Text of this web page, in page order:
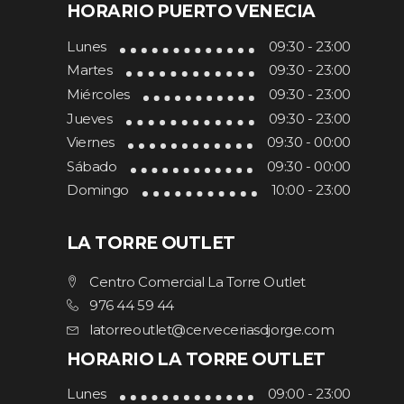
HORARIO PUERTO VENECIA
Lunes
09:30 - 23:00
Martes
09:30 - 23:00
Miércoles
09:30 - 23:00
Jueves
09:30 - 23:00
Viernes
09:30 - 00:00
Sábado
09:30 - 00:00
Domingo
10:00 - 23:00
LA TORRE OUTLET
Centro Comercial La Torre Outlet
976 44 59 44
latorreoutlet@cerveceriasdjorge.com
HORARIO LA TORRE OUTLET
Lunes
09:00 - 23:00